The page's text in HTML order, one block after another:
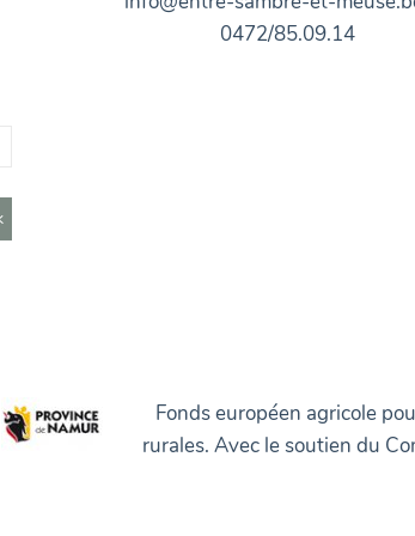
0472/85.09.14
Fonds européen agricole
rurales. Avec le soutien du